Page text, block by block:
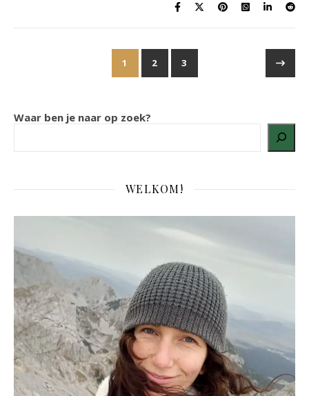
1 2 3
Waar ben je naar op zoek?
WELKOM!